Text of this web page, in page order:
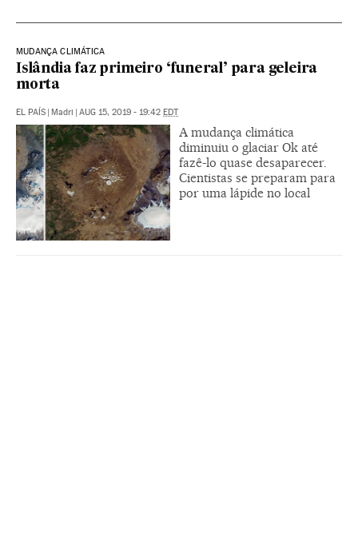
MUDANÇA CLIMÁTICA
Islândia faz primeiro ‘funeral’ para geleira
morta
EL PAÍS Madri AUG 15, 2019 - 19:42 EDT
A mudança climática
diminuiu o glaciar Ok até
fazê-lo quase desaparecer.
Cientistas se preparam para
por uma lápide no local